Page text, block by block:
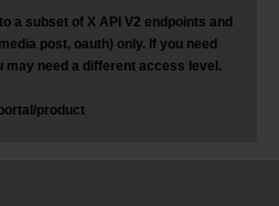
a subset of X API V2 endpoints and
post, oauth) only. If you need
may need a different access level.
product